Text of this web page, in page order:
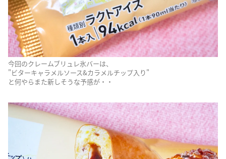
今回のクレームブリュレ氷バーは、
"ビターキャラメルソース&カラメルチップ入り"
と何やらまた新しそうな予感が・・